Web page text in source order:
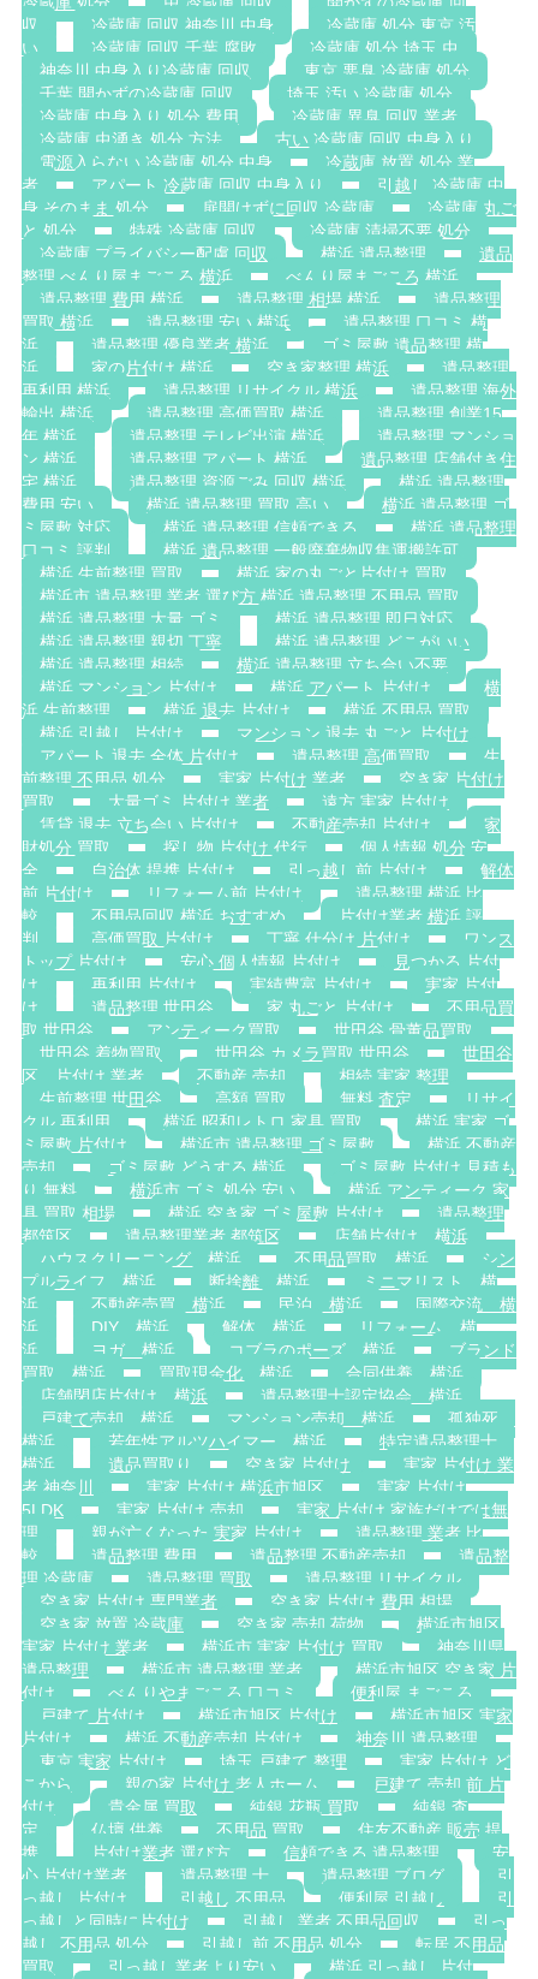
収
冷蔵庫 回収 神奈川 中身
冷蔵庫 処分 東京 汚
い
冷蔵庫 回収 千葉 腐敗
冷蔵庫 処分 埼玉 虫
神奈川 中身入り冷蔵庫 回収
東京 悪臭 冷蔵庫 処分
千葉 開かずの冷蔵庫 回収
埼玉 汚い 冷蔵庫 処分
冷蔵庫 中身入り 処分 費用
冷蔵庫 異臭 回収 業者
冷蔵庫 虫湧き 処分 方法
古い 冷蔵庫 回収 中身入り
電源入らない 冷蔵庫 処分 中身
冷蔵庫 放置 処分 業
者
アパート 冷蔵庫 回収 中身入り
引越し 冷蔵庫 中
身 そのまま 処分
扉開けずに回収 冷蔵庫
冷蔵庫 丸ご
と 処分
特殊 冷蔵庫 回収
冷蔵庫 清掃不要 処分
冷蔵庫 プライバシー配慮 回収
横浜 遺品整理
遺品
整理 べんり屋まごころ 横浜
べんり屋まごころ 横浜
遺品整理 費用 横浜
遺品整理 相場 横浜
遺品整理
買取 横浜
遺品整理 安い 横浜
遺品整理 口コミ 横
浜
遺品整理 優良業者 横浜
ゴミ屋敷 遺品整理 横
浜
家の片付け 横浜 空き家整理 横浜
遺品整理
再利用 横浜
遺品整理 リサイクル 横浜
遺品整理 海外
輸出 横浜
遺品整理 高価買取 横浜
遺品整理 創業15
年 横浜
遺品整理 テレビ出演 横浜
遺品整理 マンショ
ン 横浜
遺品整理 アパート 横浜
遺品整理 店舗付き住
宅 横浜
遺品整理 資源ごみ 回収 横浜
横浜 遺品整理
費用 安い
横浜 遺品整理 買取 高い
横浜 遺品整理 ゴ
ミ屋敷 対応
横浜 遺品整理 信頼できる
横浜 遺品整理
口コミ 評判
横浜 遺品整理 一般廃棄物収集運搬許可
横浜 生前整理 買取
横浜 家の丸ごと片付け 買取
横浜市 遺品整理 業者 選び方 横浜 遺品整理 不用品 買取
横浜 遺品整理 大量 ゴミ
横浜 遺品整理 即日対応
横浜 遺品整理 親切 丁寧
横浜 遺品整理 どこがいい
横浜 遺品整理 相続
横浜 遺品整理 立ち合い不要
横浜 マンション 片付け
横浜 アパート 片付け
横
浜 生前整理
横浜 退去 片付け
横浜 不用品 買取
横浜 引越し 片付け
マンション 退去 丸ごと 片付け
アパート 退去 全体 片付け
遺品整理 高価買取
生
前整理 不用品 処分
実家 片付け 業者
空き家 片付け
買取
大量ゴミ 片付け 業者
遠方 実家 片付け
賃貸 退去 立ち会い 片付け
不動産売却 片付け
家
財処分 買取
探し物 片付け 代行
個人情報 処分 安
全
自治体 提携 片付け 引っ越し前 片付け
解体
前 片付け
リフォーム前 片付け
遺品整理 横浜 比
較
不用品回収 横浜 おすすめ
片付け業者 横浜 評
判
高価買取 片付け 丁寧 仕分け 片付け
ワンス
トップ 片付け
安心 個人情報 片付け
見つかる 片付
け
再利用 片付け 実績豊富 片付け
実家 片付
け
遺品整理 世田谷 家 丸ごと 片付け
不用品買
取 世田谷
アンティーク買取
世田谷 骨董品買取
世田谷 着物買取
世田谷 カメラ買取 世田谷
世田谷
区 片付け 業者
不動産 売却
相続 実家 整理
生前整理 世田谷
高額 買取 無料 査定
リサイ
クル 再利用
横浜 昭和レトロ 家具 買取
横浜 実家 ゴ
ミ屋敷 片付け
横浜市 遺品整理 ゴミ屋敷
横浜 不動産
売却
ゴミ屋敷 どうする 横浜
ゴミ屋敷 片付け 見積も
り 無料
横浜市 ゴミ 処分 安い
横浜 アンティーク 家
具 買取 相場
横浜 空き家 ゴミ屋敷 片付け
遺品整理
都筑区
遺品整理業者 都筑区
店舗片付け 横浜
ハウスクリーニング 横浜
不用品買取 横浜
シン
プルライフ 横浜
断捨離 横浜
ミニマリスト 横
浜
不動産売買 横浜 民泊 横浜
国際交流 横
浜
DIY 横浜 解体 横浜
リフォーム 横
浜
ヨガ 横浜 コブラのポーズ 横浜
ブランド
買取 横浜
買取現金化 横浜
合同供養 横浜
店舗閉店片付け 横浜
遺品整理士認定協会 横浜
戸建て売却 横浜
マンション売却 横浜
孤独死
横浜
若年性アルツハイマー 横浜
特定遺品整理士
横浜
遺品買取り 空き家 片付け
実家 片付け 業
者 神奈川
実家 片付け 横浜市旭区
実家 片付け
5LDK
実家 片付け 売却
実家 片付け 家族だけでは無
理
親が亡くなった 実家 片付け
遺品整理 業者 比
較
遺品整理 費用 遺品整理 不動産売却
遺品整
理 冷蔵庫
遺品整理 買取
遺品整理 リサイクル
空き家 片付け 専門業者
空き家 片付け 費用 相場
空き家 放置 冷蔵庫
空き家 売却 荷物
横浜市旭区
実家 片付け 業者
横浜市 実家 片付け 買取
神奈川県
遺品整理
横浜市 遺品整理 業者
横浜市旭区 空き家 片
付け
べんりやまごころ 口コミ
便利屋 まごころ
戸建て 片付け
横浜市旭区 片付け
横浜市旭区 実家
片付け
横浜 不動産売却 片付け
神奈川 遺品整理
東京 実家 片付け
埼玉 戸建て 整理
実家 片付け ど
こから
親の家 片付け 老人ホーム
戸建て 売却 前 片
付け
貴金属 買取 純銀 花瓶 買取
純銀 査
定
仏壇 供養 不用品 買取
住友不動産 販売 提
携
片付け業者 選び方 信頼できる 遺品整理
安
心 片付け業者
遺品整理 士 遺品整理 ブログ
引
っ越し 片付け
引越し 不用品 便利屋 引越し
引
っ越しと同時に片付け
引越し 業者 不用品回収
引っ
越し 不用品 処分
引越し前 不用品 処分
転居 不用品
買取
引っ越し業者より安い
横浜 引っ越し 片付